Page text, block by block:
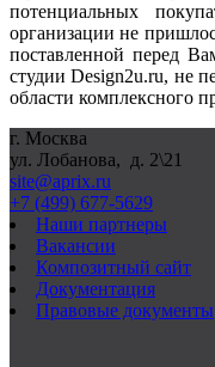
потенциальных
организации не
поставленной перед
студии Design2u.ru, не
области комплексного
г. Москва
ул. Лобанова, д. 2\21
site@aprix.ru
+7 (499) 677-5629
Наши партнеры
Вакансии
Композитный сайт
Документация
Правовые документы